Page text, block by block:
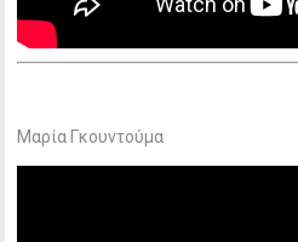
Μαρία Γκουντούμα